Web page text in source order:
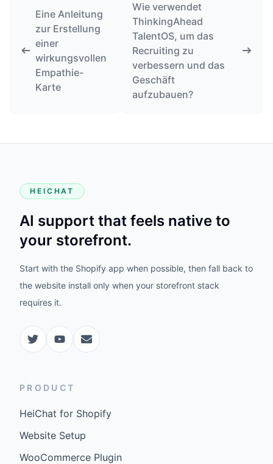
Eine Anleitung
zur Erstellung
einer
wirkungsvollen
Empathie-
Karte
Wie verwendet
ThinkingAhead
TalentOS, um das
Recruiting zu
verbessern und das
Geschäft
aufzubauen?
HEICHAT
AI support that feels native to
your storefront.
Start with the Shopify app when possible, then fall back to
the website install only when your storefront stack
requires it.
PRODUCT
HeiChat for Shopify
Website Setup
WooCommerce Plugin